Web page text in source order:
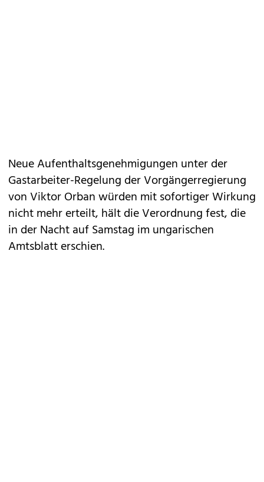
Neue Aufenthaltsgenehmigungen unter der
Gastarbeiter-Regelung der Vorgängerregierung
von Viktor Orban würden mit sofortiger Wirkung
nicht mehr erteilt, hält die Verordnung fest, die
in der Nacht auf Samstag im ungarischen
Amtsblatt erschien.